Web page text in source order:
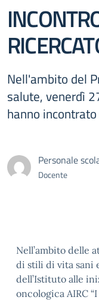
Nell'ambito del
salute, venerdì
hanno
Personale
Docente
Nell’ambito delle
di stili di vita sani
dell’Istituto alle
oncologica AIRC